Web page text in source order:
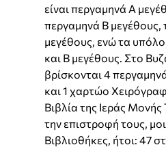
είναι περγαμηνά Α
περγαμηνά Β μεγέθους,
μεγέθους, ενώ τα
και Β μεγέθους. Στο
βρίσκονται 4
και 1 χαρτώο
Βιβλία της Ιεράς
την επιστροφή τους,
Βιβλιοθήκες, ήτοι: 47